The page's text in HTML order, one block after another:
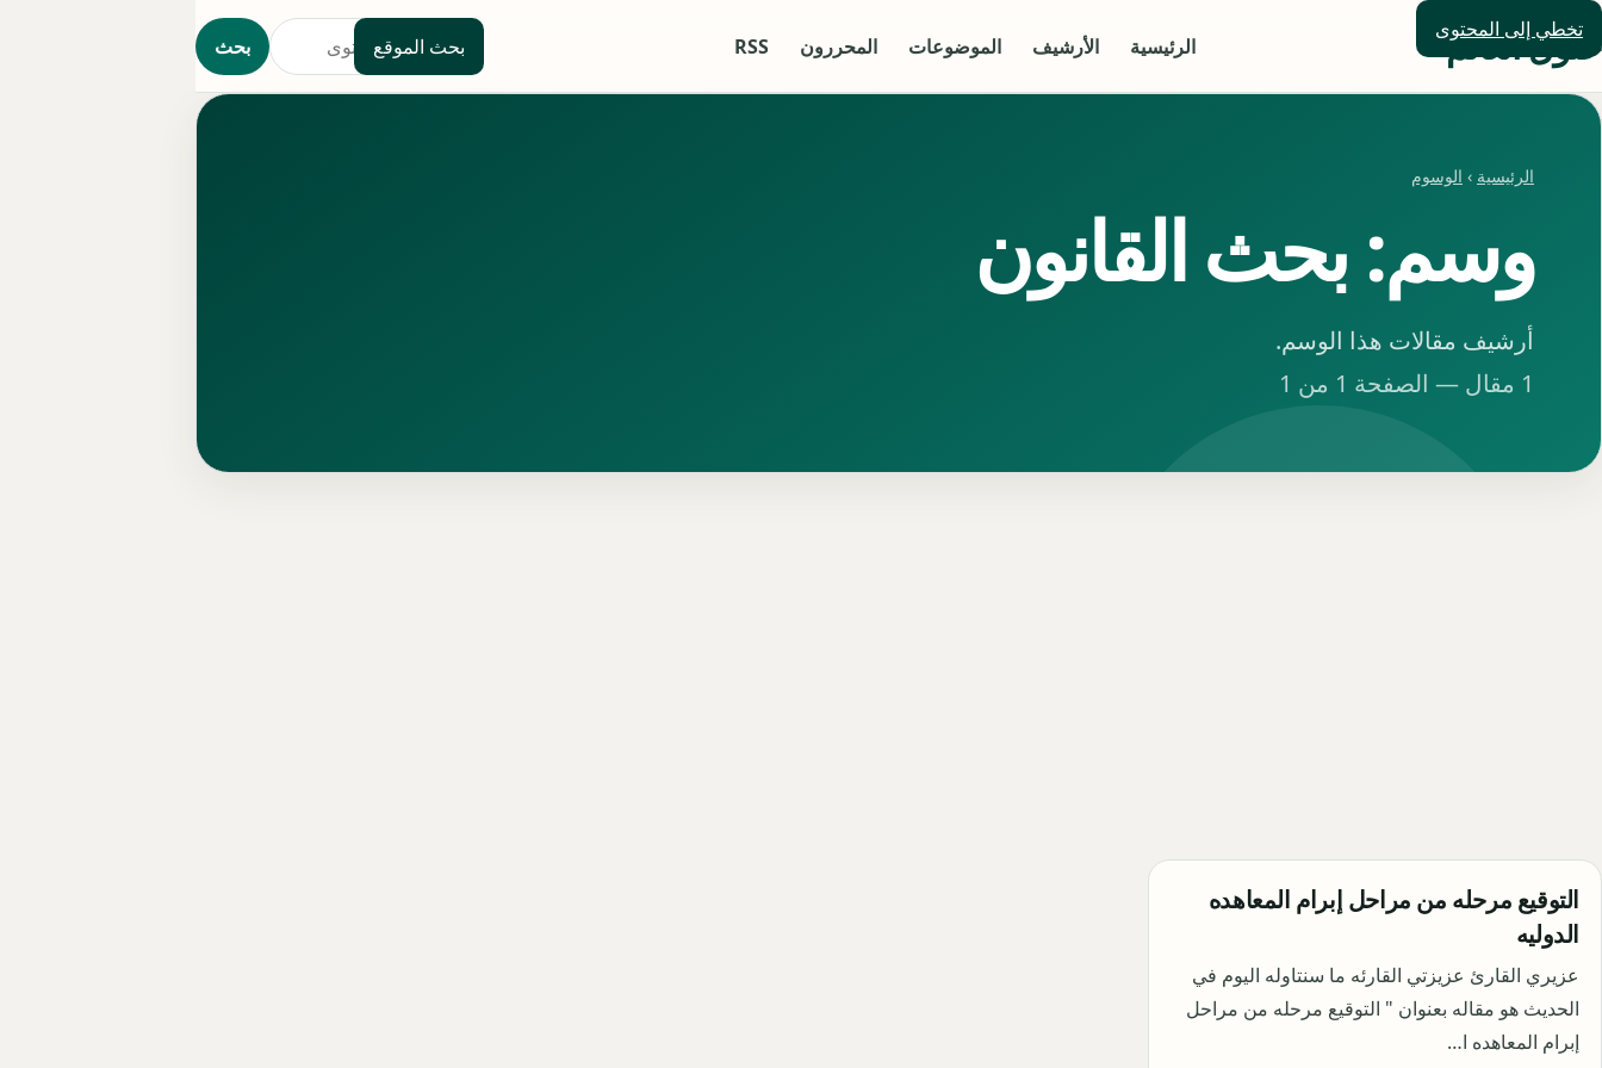
تخطي إلى المحتوى
حلول العالم الرئيسية الأرشيف الموضوعات المحررون RSS بحث الموقع بحث
الرئيسية › الوسوم
وسم: بحث القانون
أرشيف مقالات هذا الوسم.
1 مقال — الصفحة 1 من 1
التوقيع مرحله من مراحل إبرام المعاهده
الدوليه
عزيري القارئ عزيزتي القارئه ما سنتاوله اليوم في
الحديث هو مقاله بعنوان " التوقيع مرحله من مراحل
إبرام المعاهده ا…